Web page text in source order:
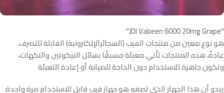
"JDI Vabeen 6000 20mg Grape"
هو نوع معين من منتجات الفيب (السجائرالإلكترونية) القابلة للتصرف.
عادةً، هذه المنتجات تأتي معبئة مسبقًا بسائل النيكوتين والنكهات،
وتكون جاهزة للاستخدام دون الحاجة للصيانة أو إعادة التعبئة
يبدو أن هذا الجهاز الذي تصفه هو جهاز فيب قابل للاستخدام مرة واحدة